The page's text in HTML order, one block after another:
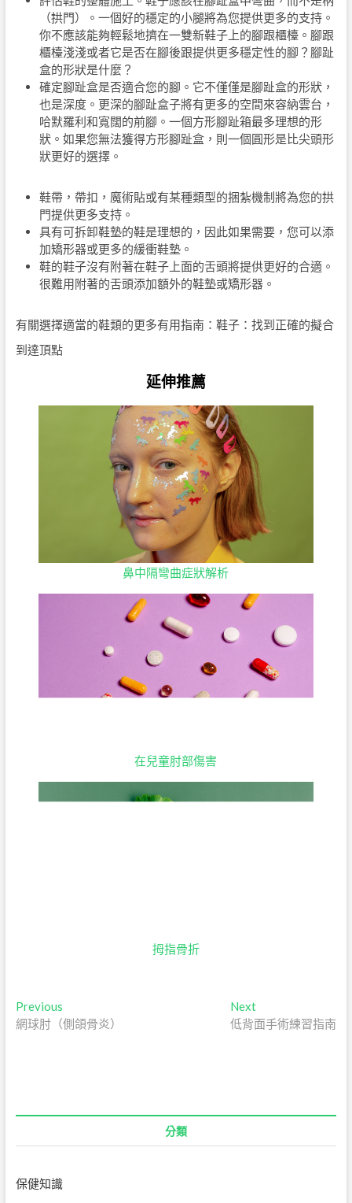
（拱門）。一個好的穩定的小腿將為您提供更多的支持。
你不應該能夠輕鬆地擠在一雙新鞋子上的腳跟櫃檯。腳跟
櫃檯淺淺或者它是否在腳後跟提供更多穩定性的腳？腳趾
盒的形狀是什麼？
確定腳趾盒是否適合您的腳。它不僅僅是腳趾盒的形狀，
也是深度。更深的腳趾盒子將有更多的空間來容納雲台，
哈默羅利和寬闊的前腳。一個方形腳趾箱最多理想的形
狀。如果您無法獲得方形腳趾盒，則一個圓形是比尖頭形
狀更好的選擇。
鞋帶，帶扣，魔術貼或有某種類型的捆紮機制將為您的拱
門提供更多支持。
具有可拆卸鞋墊的鞋是理想的，因此如果需要，您可以添
加矯形器或更多的緩衝鞋墊。
鞋的鞋子沒有附著在鞋子上面的舌頭將提供更好的合適。
很難用附著的舌頭添加額外的鞋墊或矯形器。
有關選擇適當的鞋類的更多有用指南：鞋子：找到正確的擬合
到達頂點
延伸推薦
鼻中隔彎曲症狀解析
在兒童肘部傷害
拇指骨折
文
章
PreviousPrevious
post:
網球肘（側頜骨炎）
NextNext
post:
低背面手術練習指南
分類
保健知識